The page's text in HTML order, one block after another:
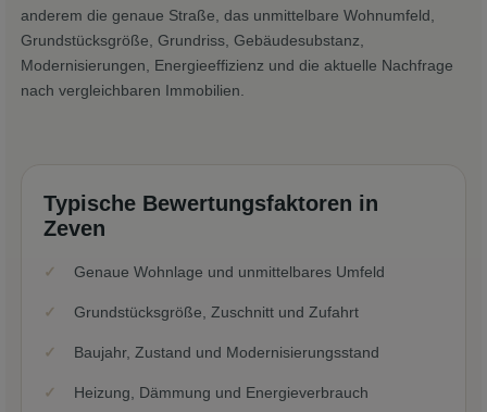
anderem die genaue Straße, das unmittelbare Wohnumfeld,
Grundstücksgröße, Grundriss, Gebäudesubstanz,
Modernisierungen, Energieeffizienz und die aktuelle Nachfrage
nach vergleichbaren Immobilien.
Typische Bewertungsfaktoren in
Zeven
Genaue Wohnlage und unmittelbares Umfeld
Grundstücksgröße, Zuschnitt und Zufahrt
Baujahr, Zustand und Modernisierungsstand
Heizung, Dämmung und Energieverbrauch